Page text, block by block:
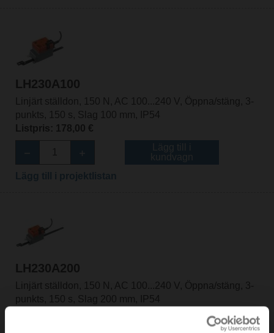
LH230A100
Linjärt ställdon, 150 N, AC 100...240 V, Öppna/stäng, 3-
punkts, 150 s, Slag 100 mm, IP54
Listpris: 178,00 €
LH230A200
Linjärt ställdon, 150 N, AC 100...240 V, Öppna/stäng, 3-
punkts, 150 s, Slag 200 mm, IP54